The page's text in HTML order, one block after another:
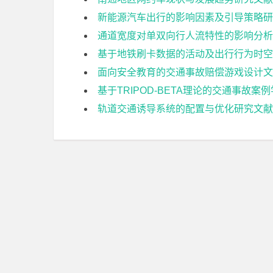
新能源汽车出行的影响因素及引导策略
通道宽度对单双向行人流特性的影响分
基于地铁刷卡数据的活动及出行行为时
面向安全教育的交通事故赔偿游戏设计
基于TRIPOD-BETA理论的交通事故案
轨道交通诱导系统的配置与优化研究文